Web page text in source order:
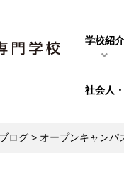
学校紹介
社会人
ブログ > オープンキャンパ